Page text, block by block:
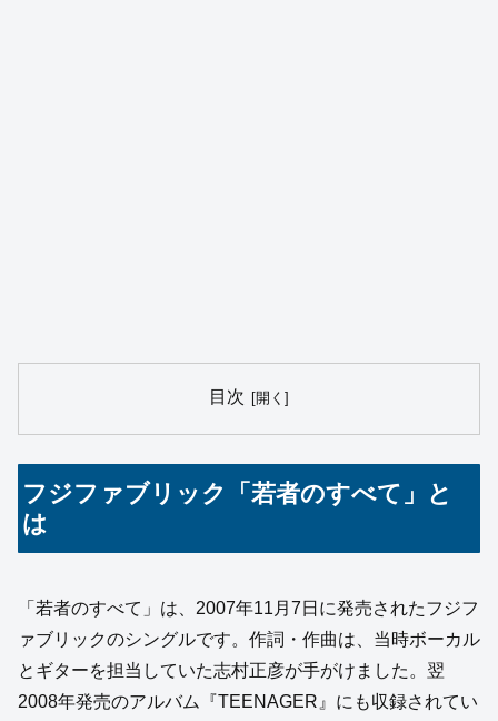
目次
フジファブリック「若者のすべて」と
は
「若者のすべて」は、2007年11月7日に発売されたフジフ
ァブリックのシングルです。作詞・作曲は、当時ボーカル
とギターを担当していた志村正彦が手がけました。翌
2008年発売のアルバム『TEENAGER』にも収録されてい